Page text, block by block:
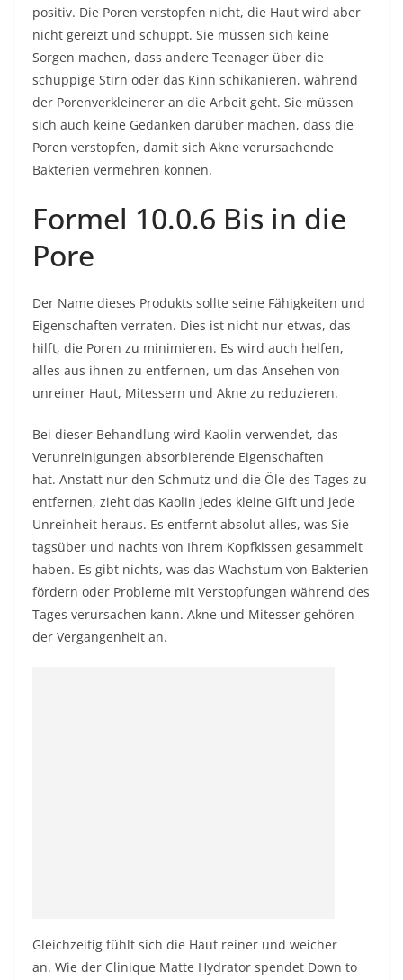
positiv. Die Poren verstopfen nicht, die Haut wird aber
nicht gereizt und schuppt. Sie müssen sich keine
Sorgen machen, dass andere Teenager über die
schuppige Stirn oder das Kinn schikanieren, während
der Porenverkleinerer an die Arbeit geht. Sie müssen
sich auch keine Gedanken darüber machen, dass die
Poren verstopfen, damit sich Akne verursachende
Bakterien vermehren können.
Formel 10.0.6 Bis in die
Pore
Der Name dieses Produkts sollte seine Fähigkeiten und
Eigenschaften verraten. Dies ist nicht nur etwas, das
hilft, die Poren zu minimieren. Es wird auch helfen,
alles aus ihnen zu entfernen, um das Ansehen von
unreiner Haut, Mitessern und Akne zu reduzieren.
Bei dieser Behandlung wird Kaolin verwendet, das
Verunreinigungen absorbierende Eigenschaften
hat. Anstatt nur den Schmutz und die Öle des Tages zu
entfernen, zieht das Kaolin jedes kleine Gift und jede
Unreinheit heraus. Es entfernt absolut alles, was Sie
tagsüber und nachts von Ihrem Kopfkissen gesammelt
haben. Es gibt nichts, was das Wachstum von Bakterien
fördern oder Probleme mit Verstopfungen während des
Tages verursachen kann. Akne und Mitesser gehören
der Vergangenheit an.
Gleichzeitig fühlt sich die Haut reiner und weicher
an. Wie der Clinique Matte Hydrator spendet Down to